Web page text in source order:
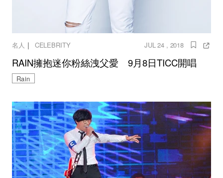
名人 ｜ CELEBRITY JUL 24 , 2018
RAIN擁抱迷你粉絲洩父愛 9月8日TICC開唱
Rain